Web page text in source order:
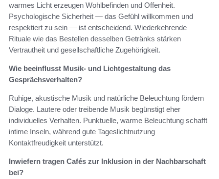
warmes Licht erzeugen Wohlbefinden und Offenheit.
Psychologische Sicherheit — das Gefühl willkommen und
respektiert zu sein — ist entscheidend. Wiederkehrende
Rituale wie das Bestellen desselben Getränks stärken
Vertrautheit und gesellschaftliche Zugehörigkeit.
Wie beeinflusst Musik- und Lichtgestaltung das
Gesprächsverhalten?
Ruhige, akustische Musik und natürliche Beleuchtung fördern
Dialoge. Lautere oder treibende Musik begünstigt eher
individuelles Verhalten. Punktuelle, warme Beleuchtung schafft
intime Inseln, während gute Tageslichtnutzung
Kontaktfreudigkeit unterstützt.
Inwiefern tragen Cafés zur Inklusion in der Nachbarschaft
bei?